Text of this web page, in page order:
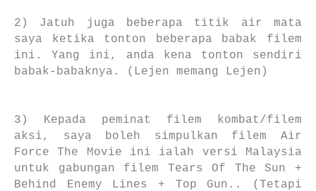
2) Jatuh juga beberapa titik air mata
saya ketika tonton beberapa babak filem
ini. Yang ini, anda kena tonton sendiri
babak-babaknya. (Lejen memang Lejen)
3) Kepada peminat filem kombat/filem
aksi, saya boleh simpulkan filem Air
Force The Movie ini ialah versi Malaysia
untuk gabungan filem Tears Of The Sun +
Behind Enemy Lines + Top Gun.. (Tetapi